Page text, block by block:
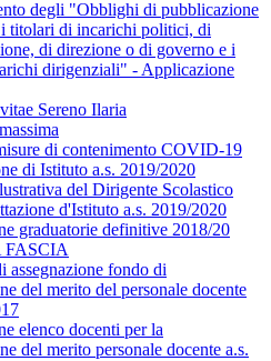
degli "Obblighi di pubblicazione
titolari di incarichi politici, di
di direzione o di governo e i
dirigenziali" - Applicazione
Sereno Ilaria
di contenimento COVID-19
di Istituto a.s. 2019/2020
del Dirigente Scolastico
d'Istituto a.s. 2019/2020
graduatorie definitive 2018/20
FASCIA
assegnazione fondo di
del merito del personale docente
elenco docenti per la
del merito personale docente a.s.